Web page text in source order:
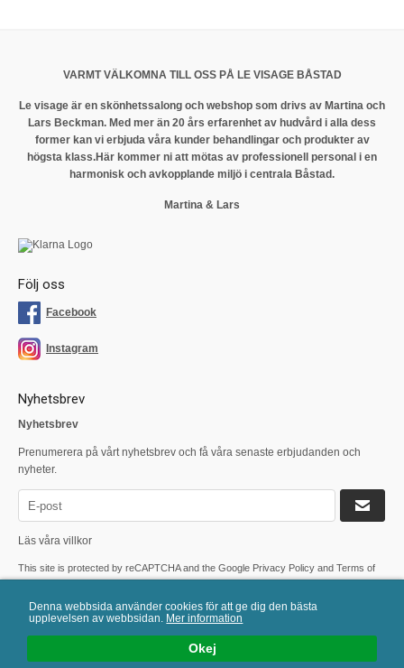
Okej
Denna webbsida använder cookies för att ge dig den bästa
upplevelsen av webbsidan. Mer information
VARMT VÄLKOMNA TILL OSS PÅ LE VISAGE BÅSTAD
Le visage är en skönhetssalong och webshop som drivs av Martina och
Lars Beckman. Med mer än 20 års erfarenhet av hudvård i alla dess
former kan vi erbjuda våra kunder behandlingar och produkter av
högsta klass.Här kommer ni att mötas av professionell personal i en
harmonisk och avkopplande miljö i centrala Båstad.
Martina & Lars
Följ oss
Facebook
Instagram
Nyhetsbrev
Nyhetsbrev
Prenumerera på vårt nyhetsbrev och få våra senaste erbjudanden och
nyheter.
Läs våra villkor
This site is protected by reCAPTCHA and the Google Privacy Policy and Terms of
Serviceapply.
eValent Group